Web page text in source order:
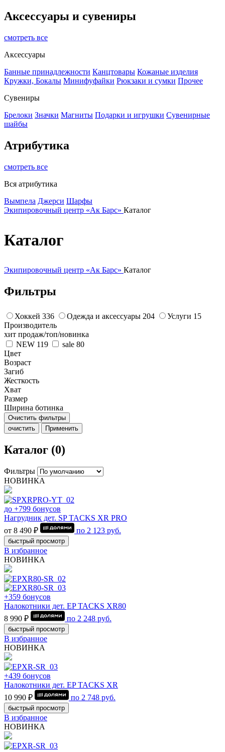
Аксессуары и сувениры
смотреть все
Аксессуары
Банные принадлежности Канцтовары Кожаные изделия
Кружки, Бокалы Минифуфайки Рюкзаки и сумки Прочее
Сувениры
Брелоки Значки Магниты Подарки и игрушки Сувенирные
шайбы
Атрибутика
смотреть все
Вся атрибутика
Вымпела Джерси Шарфы
Экипировочный центр «Ак Барс» Каталог
Каталог
Экипировочный центр «Ак Барс» Каталог
Фильтры
Хоккей 336 Одежда и аксессуары 204 Услуги 15
Производитель
хит продаж/топ/новинка
NEW 119 sale 80
Цвет
Возраст
Загиб
Жесткость
Хват
Размер
Ширина ботинка
Очистить фильтры
очистить
Применить
Каталог (0)
Фильтры
НОВИНКА
до +799 бонусов
Нагрудник дет. SP TACKS XR PRO
от 8 490 ₽
по 2 123 руб.
быстрый просмотр
В избранное
НОВИНКА
+359 бонусов
Налокотники дет. EP TACKS XR80
8 990 ₽
по 2 248 руб.
быстрый просмотр
В избранное
НОВИНКА
+439 бонусов
Налокотники дет. EP TACKS XR
10 990 ₽
по 2 748 руб.
быстрый просмотр
В избранное
НОВИНКА